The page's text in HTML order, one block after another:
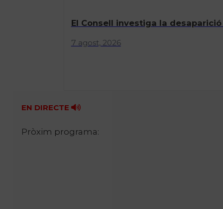
El Consell investiga la
7 agost, 2026
EN DIRECTE
Pròxim programa: